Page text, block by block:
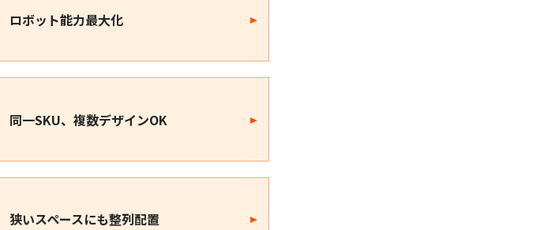
ロボット能力最大化
同一SKU、複数デザインOK
狭いスペースにも整列配置